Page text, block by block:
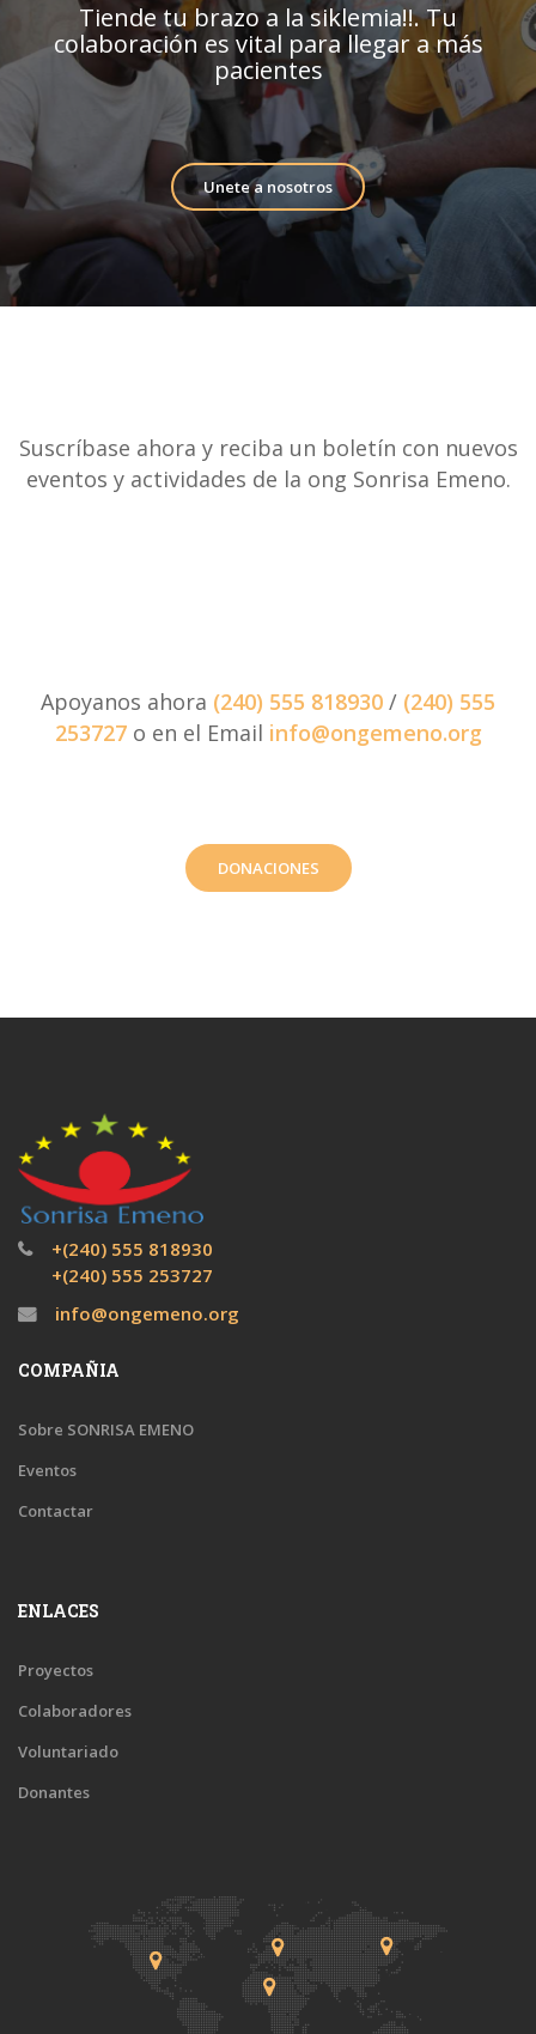
Tiende tu brazo a la siklemia!!. Tu
colaboración es vital para llegar a más
pacientes
Unete a nosotros
Suscríbase ahora y reciba un boletín con nuevos
eventos y actividades de la ong Sonrisa Emeno.
Apoyanos ahora (240) 555 818930 / (240) 555
253727o en el Email info@ongemeno.org
DONACIONES
+(240) 555 818930
+(240) 555 253727
info@ongemeno.org
COMPAÑIA
Sobre SONRISA EMENO
Eventos
Contactar
ENLACES
Proyectos
Colaboradores
Voluntariado
Donantes